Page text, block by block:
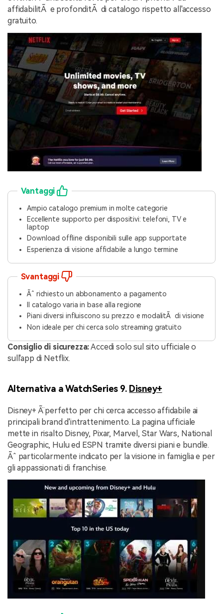
affidabilitÃ e profonditÃ di catalogo rispetto all'accesso
gratuito.
Vantaggi
Ampio catalogo premium in molte categorie
Eccellente supporto per dispositivi: telefoni, TV e
laptop
Download offline disponibili sulle app supportate
Esperienza di visione affidabile a lungo termine
Svantaggi
Ãˆ richiesto un abbonamento a pagamento
Il catalogo varia in base alla regione
Piani diversi influiscono su prezzo e modalitÃ di visione
Non ideale per chi cerca solo streaming gratuito
Consiglio di sicurezza:Accedi solo sul sito ufficiale o
sull'app di Netflix.
Alternativa a WatchSeries 9. Disney+
Disney+ Ã¨ perfetto per chi cerca accesso affidabile ai
principali brand d'intrattenimento. La pagina ufficiale
mette in risalto Disney, Pixar, Marvel, Star Wars, National
Geographic, Hulu ed ESPN tramite diversi piani e bundle.
Ãˆ particolarmente indicato per la visione in famiglia e per
gli appassionati di franchise.